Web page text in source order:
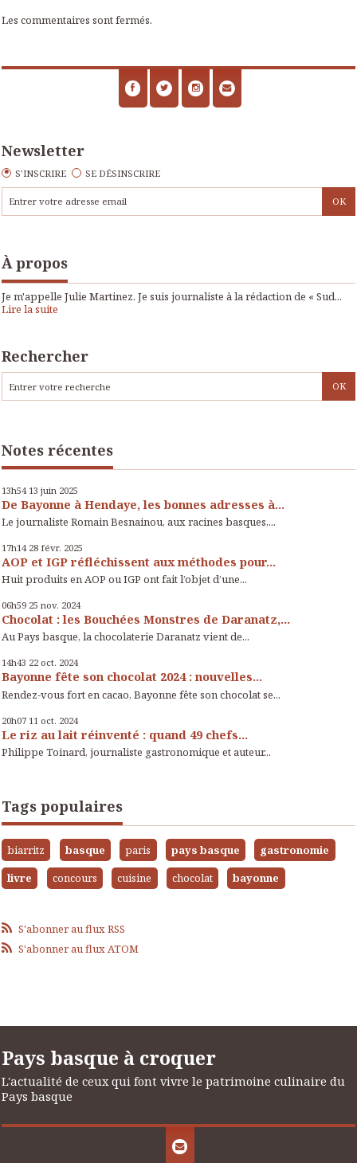
Les commentaires sont fermés.
Newsletter
S'INSCRIRE SE DÉSINSCRIRE
À propos
Je m'appelle Julie Martinez. Je suis journaliste à la rédaction de « Sud...
Lire la suite
Rechercher
Notes récentes
13h54 13 juin 2025
De Bayonne à Hendaye, les bonnes adresses à...
Le journaliste Romain Besnainou, aux racines basques,...
17h14 28 févr. 2025
AOP et IGP réfléchissent aux méthodes pour...
Huit produits en AOP ou IGP ont fait l’objet d’une...
06h59 25 nov. 2024
Chocolat : les Bouchées Monstres de Daranatz,...
Au Pays basque, la chocolaterie Daranatz vient de...
14h43 22 oct. 2024
Bayonne fête son chocolat 2024 : nouvelles...
Rendez-vous fort en cacao, Bayonne fête son chocolat se...
20h07 11 oct. 2024
Le riz au lait réinventé : quand 49 chefs...
Philippe Toinard, journaliste gastronomique et auteur...
Tags populaires
biarritz basque paris pays basque
gastronomie
livre
concours cuisine chocolat bayonne
S'abonner au flux RSS
S'abonner au flux ATOM
Pays basque à croquer
L'actualité de ceux qui font vivre le patrimoine culinaire du
Pays basque